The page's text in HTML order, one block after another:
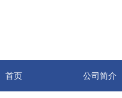
首页 公司简介